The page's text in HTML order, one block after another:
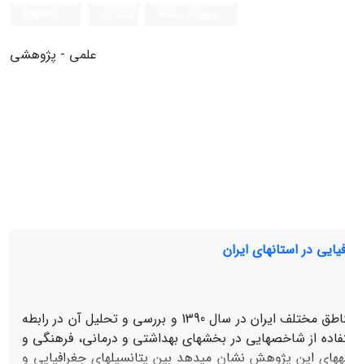
علمی - پژوهشی
در استان‏های ایران
هدف این مقاله‏، تعیین سطوح توسعه مناطق مختلف ایران در سال 1390 و بررسی و تحلیل آن در رابطه
از شاخص‏هایی در بخش‏های بهداشتی و درمانی، فرهنگی و
این پژوهش نشان می‏دهد بین پتانسیل‏های جغرافیایی و